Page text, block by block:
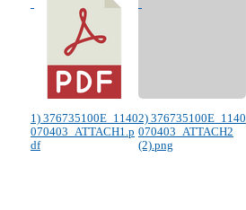
1) 376735100E_1140
070403_ATTACH1.p
df
2) 376735100E_1140
070403_ATTACH2
(2).png